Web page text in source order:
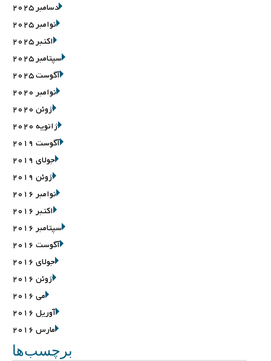
دسامبر 2025
نوامبر 2025
اکتبر 2025
سپتامبر 2025
آگوست 2025
نوامبر 2020
ژوئن 2020
ژانویه 2020
آگوست 2019
جولای 2019
ژوئن 2019
نوامبر 2016
اکتبر 2016
سپتامبر 2016
آگوست 2016
جولای 2016
ژوئن 2016
می 2016
آوریل 2016
مارس 2016
برچسب‌ها